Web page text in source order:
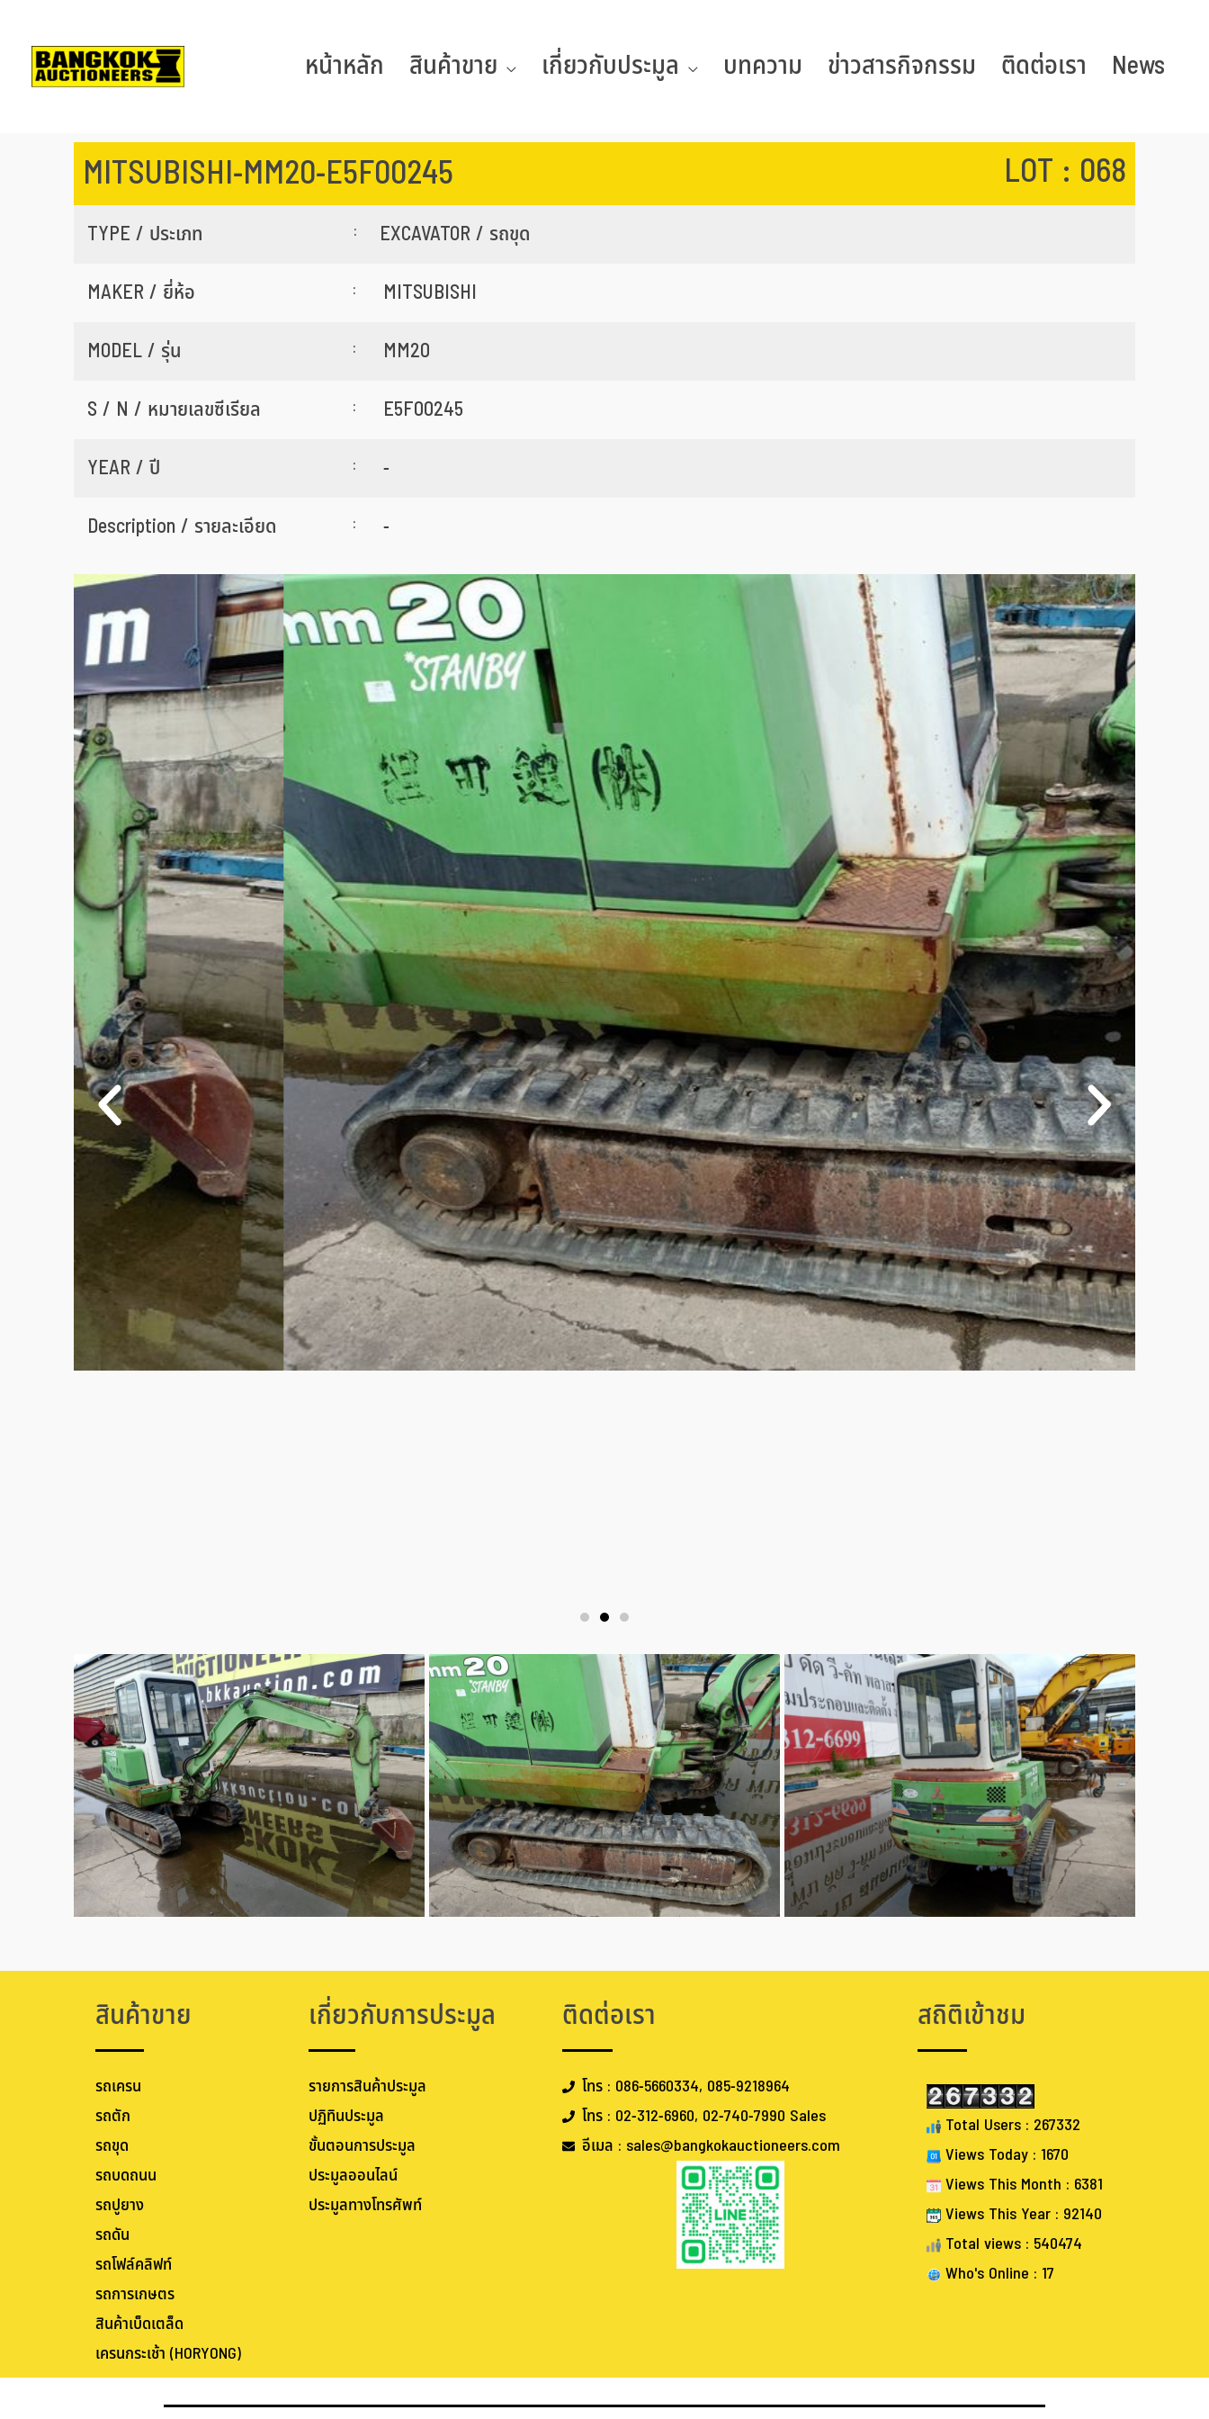
หน้าหลัก สินค้าขาย เกี่ยวกับประมูล บทความ ข่าวสารกิจกรรม ติดต่อเรา News
MITSUBISHI-MM20-E5F00245 LOT : 068
TYPE / ประเภท :
EXCAVATOR / รถขุด
MAKER / ยี่ห้อ
:
MITSUBISHI
MODEL / รุ่น
:
MM20
S / N / หมายเลขซีเรียล
:
E5F00245
YEAR / ปี
:
-
Description / รายละเอียด
: -
สินค้าขาย
รถเครน
รถตัก
รถขุด
รถบดถนน
รถปูยาง
รถดัน
รถโฟล์คลิฟท์
รถการเกษตร
สินค้าเบ็ดเตล็ด
เครนกระเช้า (HORYONG)
เกี่ยวกับการประมูล
รายการสินค้าประมูล
ปฏิทินประมูล
ขั้นตอนการประมูล
ประมูลออนไลน์
ประมูลทางโทรศัพท์
ติดต่อเรา
โทร : 086-5660334, 085-9218964
โทร : 02-312-6960, 02-740-7990 Sales
อีเมล : sales@bangkokauctioneers.com
สถิติเข้าชม
Total Users : 267332
Views Today : 1670
Views This Month : 6381
Views This Year : 92140
Total views : 540474
Who's Online : 17